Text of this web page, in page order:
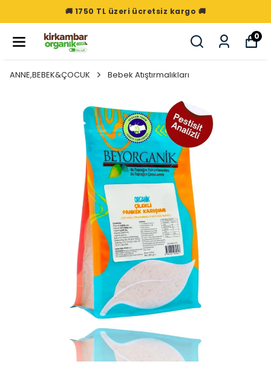
🚚 1750 TL üzeri ücretsiz kargo 🚚
0
ANNE,BEBEK&ÇOCUK Bebek Atıştırmalıkları